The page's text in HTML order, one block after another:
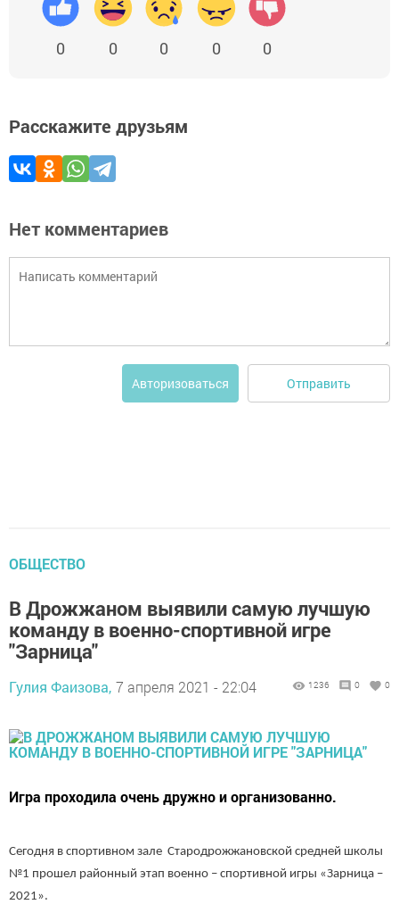
0 0 0 0 0
Расскажите друзьям
Нет комментариев
Авторизоваться Отправить
ОБЩЕСТВО
В Дрожжаном выявили самую лучшую
команду в военно-спортивной игре
"Зарница"
Гулия Фаизова, 7 апреля 2021 - 22:04 1236 0 0
Игра проходила очень дружно и организованно.
Сегодня в спортивном зале Стародрожжановской средней школы
№1 прошел районный этап военно – спортивной игры «Зарница –
2021».